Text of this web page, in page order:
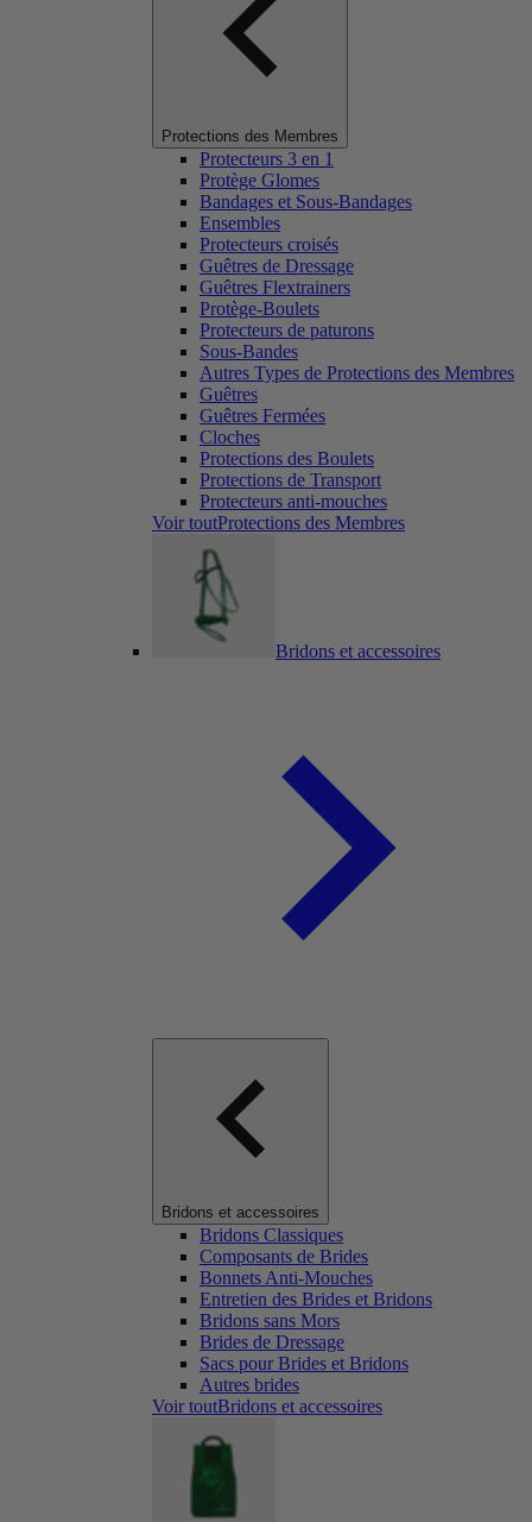
Protections des Membres
Protecteurs 3 en 1
Protège Glomes
Bandages et Sous-Bandages
Ensembles
Protecteurs croisés
Guêtres de Dressage
Guêtres Flextrainers
Protège-Boulets
Protecteurs de paturons
Sous-Bandes
Autres Types de Protections des Membres
Guêtres
Guêtres Fermées
Cloches
Protections des Boulets
Protections de Transport
Protecteurs anti-mouches
Voir toutProtections des Membres
Bridons et accessoires
Bridons et accessoires
Bridons Classiques
Composants de Brides
Bonnets Anti-Mouches
Entretien des Brides et Bridons
Bridons sans Mors
Brides de Dressage
Sacs pour Brides et Bridons
Autres brides
Voir toutBridons et accessoires